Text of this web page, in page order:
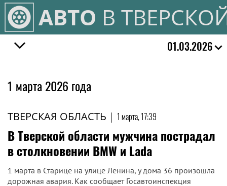
АВТО В
01.03.2026
1 марта 2026 года
ТВЕРСКАЯ ОБЛАСТЬ | 1 марта, 17:39
В Тверской области мужчина пострадал
в столкновении BMW и Lada
1 марта в Старице на улице Ленина, у дома 36 произошла
дорожная авария. Как сообщает Госавтоинспекция